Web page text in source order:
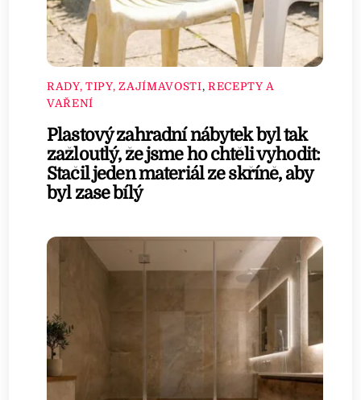
RADY, TIPY, ZAJÍMAVOSTI, RECEPTY A
VAŘENÍ
Plastový zahradní nábytek byl tak
zažloutlý, že jsme ho chtěli vyhodit:
Stačil jeden materiál ze skříně, aby
byl zase bílý